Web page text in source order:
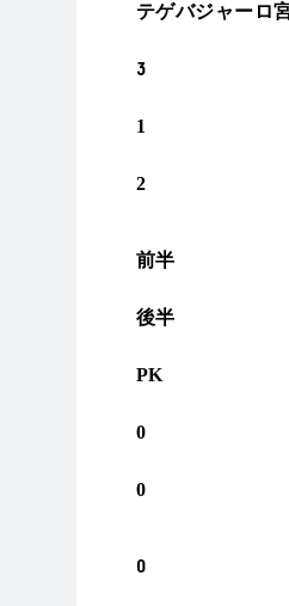
テゲバジャーロ
3
1
2
前半
後半
PK
0
0
0